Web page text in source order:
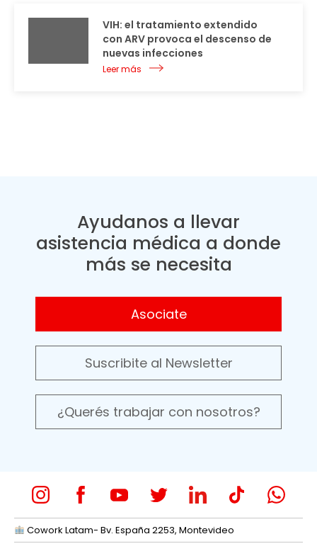
VIH: el tratamiento extendido
con ARV provoca el descenso de
nuevas infecciones
Leer más
Ayudanos a llevar
asistencia médica a donde
más se necesita
Asociate
Suscribite al Newsletter
¿Querés trabajar con nosotros?
Cowork Latam- Bv. España 2253, Montevideo